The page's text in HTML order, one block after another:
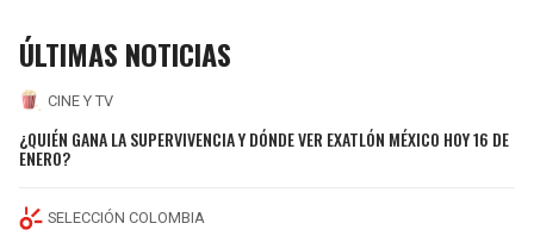
ÚLTIMAS NOTICIAS
CINE Y TV
¿QUIÉN GANA LA SUPERVIVENCIA Y DÓNDE VER EXATLÓN MÉXICO HOY 16 DE
ENERO?
SELECCIÓN COLOMBIA